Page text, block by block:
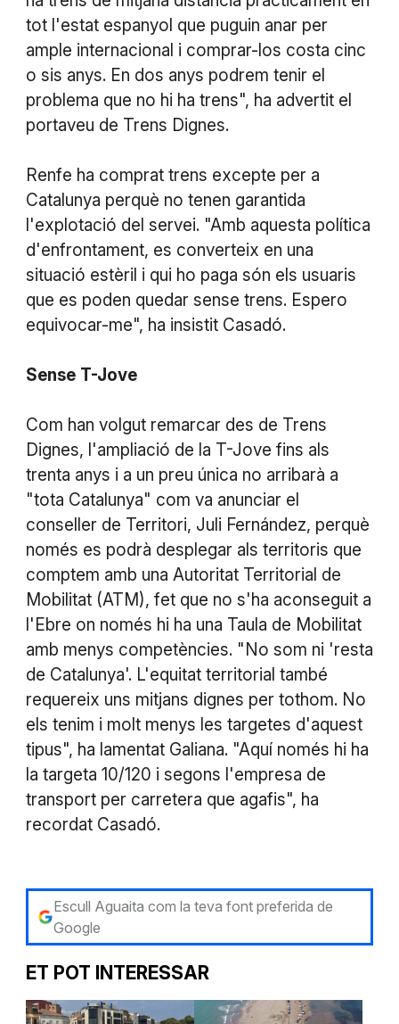
tot l'estat espanyol que puguin anar per
ample internacional i comprar-los costa cinc
o sis anys. En dos anys podrem tenir el
problema que no hi ha trens", ha advertit el
portaveu de Trens Dignes.
Renfe ha comprat trens excepte per a
Catalunya perquè no tenen garantida
l'explotació del servei. "Amb aquesta política
d'enfrontament, es converteix en una
situació estèril i qui ho paga són els usuaris
que es poden quedar sense trens. Espero
equivocar-me", ha insistit Casadó.
Sense T-Jove
Com han volgut remarcar des de Trens
Dignes, l'ampliació de la T-Jove fins als
trenta anys i a un preu única no arribarà a
"tota Catalunya" com va anunciar el
conseller de Territori, Juli Fernández, perquè
només es podrà desplegar als territoris que
comptem amb una Autoritat Territorial de
Mobilitat (ATM), fet que no s'ha aconseguit a
l'Ebre on només hi ha una Taula de Mobilitat
amb menys competències. "No som ni 'resta
de Catalunya'. L'equitat territorial també
requereix uns mitjans dignes per tothom. No
els tenim i molt menys les targetes d'aquest
tipus", ha lamentat Galiana. "Aquí només hi ha
la targeta 10/120 i segons l'empresa de
transport per carretera que agafis", ha
recordat Casadó.
Escull Aguaita com la teva font preferida de
Google
ET POT INTERESSAR